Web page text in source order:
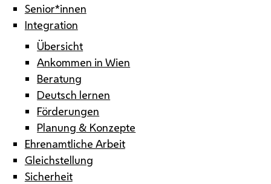
Senior*innen
Integration
Übersicht
Ankommen in Wien
Beratung
Deutsch lernen
Förderungen
Planung & Konzepte
Ehrenamtliche Arbeit
Gleichstellung
Sicherheit